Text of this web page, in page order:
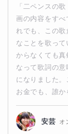
「二ペンスの
画の内容をす
れでも、この
なことを歌っ
からなくても
なって歌詞の
になりました
お金でも、誰
安芸 オ